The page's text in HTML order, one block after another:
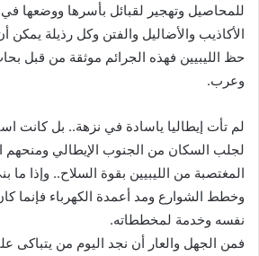
للمحاصيل وتهجير لقبائل بأسرها ووضعها
الأكاذيب والأضاليل والفتن وكل رذيلة
حظ الليبيين فهذه الجرائم موثقة من قبل
وعرب.
لم تأت إيطاليا ياسادة في نزهة.. بل كانت
لجلب السكان من الجنوب الإيطالي ومنحهم
المغتصبة من الليبيين بقوة السلاح.. وإذا ما
وخطط الشوارع ومد أعمدة الكهرباء فإنما
نفسه وخدمة لمخططاته.
فمن الجهل والعار أن نجد اليوم من يتباكى